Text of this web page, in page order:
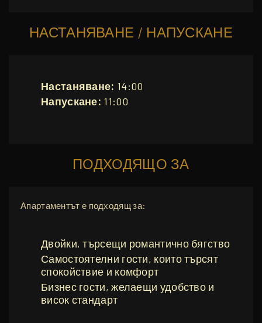
НАСТАНЯВАНЕ / НАПУСКАНЕ
Настаняване: 14:00
Напускане: 11:00
ПОДХОДЯЩО ЗА
Апартаментът е подходящ за:
Двойки, търсещи романтично бягство
Самостоятелни гости, които търсят
спокойствие и комфорт
Бизнес гости, желаещи удобство и
висок стандарт